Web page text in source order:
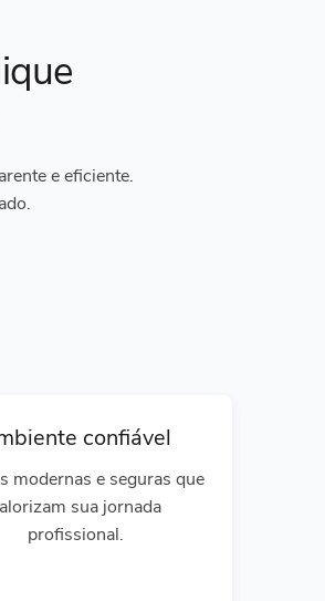
e eficiente.
confiável
modernas e seguras que
sua jornada
profissional.